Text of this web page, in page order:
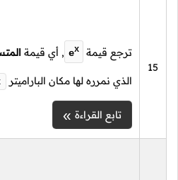
15
ترجع قيمة ex , أي قيمة
الذي نمرره لها مكان الباراميتر
تابع القراءة